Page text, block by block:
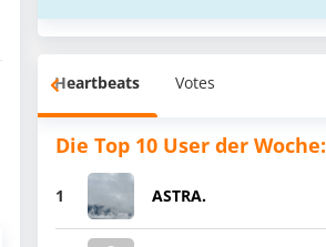
Heartbeats Votes
Die Top 10 User der Woche:
1 ASTRA.